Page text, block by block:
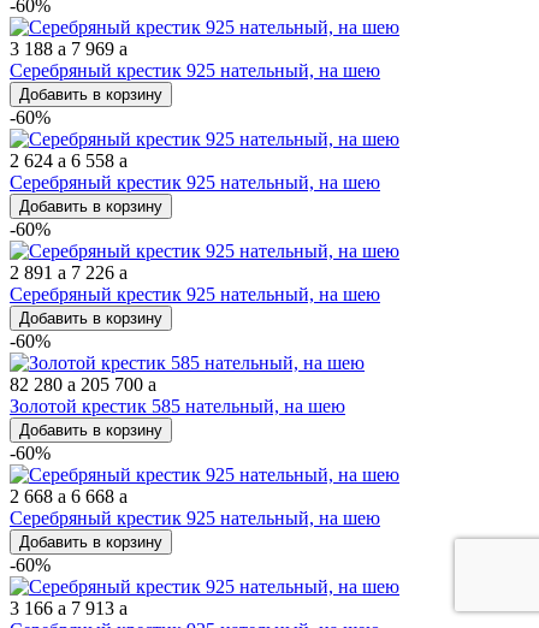
-60%
3 188 a 7 969 a
Серебряный крестик 925 нательный, на шею
Добавить в корзину
-60%
2 624 a 6 558 a
Серебряный крестик 925 нательный, на шею
Добавить в корзину
-60%
2 891 a 7 226 a
Серебряный крестик 925 нательный, на шею
Добавить в корзину
-60%
82 280 a 205 700 a
Золотой крестик 585 нательный, на шею
Добавить в корзину
-60%
2 668 a 6 668 a
Серебряный крестик 925 нательный, на шею
Добавить в корзину
-60%
3 166 a 7 913 a